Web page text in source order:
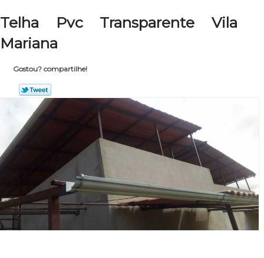
Telha Pvc Transparente Vila
Mariana
Gostou? compartilhe!